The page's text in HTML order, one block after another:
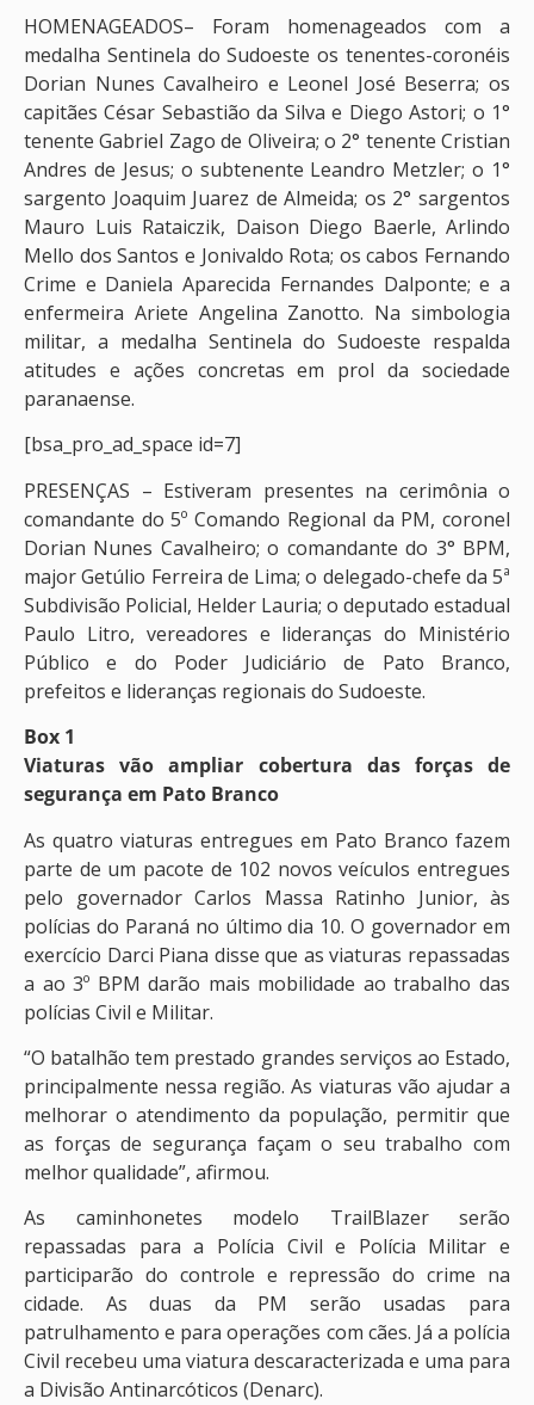
HOMENAGEADOS– Foram homenageados com a
medalha Sentinela do Sudoeste os tenentes-coronéis
Dorian Nunes Cavalheiro e Leonel José Beserra; os
capitães César Sebastião da Silva e Diego Astori; o 1°
tenente Gabriel Zago de Oliveira; o 2° tenente Cristian
Andres de Jesus; o subtenente Leandro Metzler; o 1°
sargento Joaquim Juarez de Almeida; os 2° sargentos
Mauro Luis Rataiczik, Daison Diego Baerle, Arlindo
Mello dos Santos e Jonivaldo Rota; os cabos Fernando
Crime e Daniela Aparecida Fernandes Dalponte; e a
enfermeira Ariete Angelina Zanotto. Na simbologia
militar, a medalha Sentinela do Sudoeste respalda
atitudes e ações concretas em prol da sociedade
paranaense.
[bsa_pro_ad_space id=7]
PRESENÇAS – Estiveram presentes na cerimônia o
comandante do 5º Comando Regional da PM, coronel
Dorian Nunes Cavalheiro; o comandante do 3° BPM,
major Getúlio Ferreira de Lima; o delegado-chefe da 5ª
Subdivisão Policial, Helder Lauria; o deputado estadual
Paulo Litro, vereadores e lideranças do Ministério
Público e do Poder Judiciário de Pato Branco,
prefeitos e lideranças regionais do Sudoeste.
Box 1
Viaturas vão ampliar cobertura das forças de
segurança em Pato Branco
As quatro viaturas entregues em Pato Branco fazem
parte de um pacote de 102 novos veículos entregues
pelo governador Carlos Massa Ratinho Junior, às
polícias do Paraná no último dia 10. O governador em
exercício Darci Piana disse que as viaturas repassadas
a ao 3º BPM darão mais mobilidade ao trabalho das
polícias Civil e Militar.
“O batalhão tem prestado grandes serviços ao Estado,
principalmente nessa região. As viaturas vão ajudar a
melhorar o atendimento da população, permitir que
as forças de segurança façam o seu trabalho com
melhor qualidade”, afirmou.
As caminhonetes modelo TrailBlazer serão
repassadas para a Polícia Civil e Polícia Militar e
participarão do controle e repressão do crime na
cidade. As duas da PM serão usadas para
patrulhamento e para operações com cães. Já a polícia
Civil recebeu uma viatura descaracterizada e uma para
a Divisão Antinarcóticos (Denarc).